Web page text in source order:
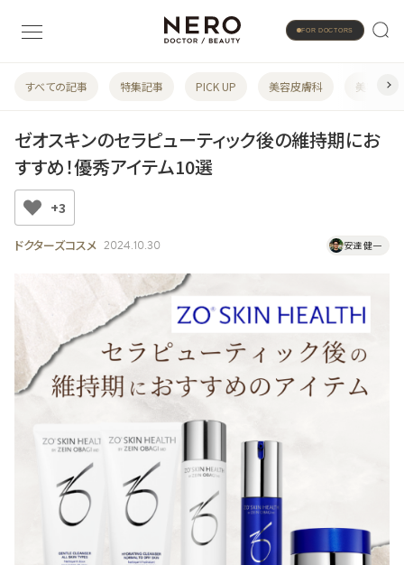
FOR DOCTORS
すべての記事 特集記事 PICK UP 美容皮膚科 美容婦人
ゼオスキンのセラピューティック後の維持期にお
すすめ！優秀アイテム10選
+3
ドクターズコスメ 2024.10.30 安達 健一